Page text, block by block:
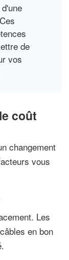
de
vos
coût
changement
vous
Les
en bon